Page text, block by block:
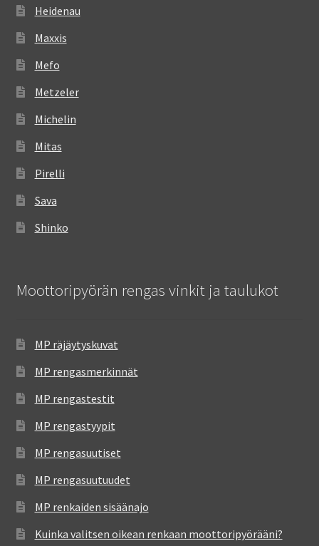
Heidenau
Maxxis
Mefo
Metzeler
Michelin
Mitas
Pirelli
Sava
Shinko
Moottoripyörän rengas vinkit ja taulukot
MP räjäytyskuvat
MP rengasmerkinnät
MP rengastestit
MP rengastyypit
MP rengasuutiset
MP rengasuutuudet
MP renkaiden sisäänajo
Kuinka valitsen oikean renkaan moottoripyörääni?